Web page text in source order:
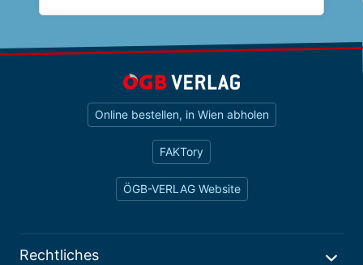
Online bestellen, in Wien abholen
FAKTory
ÖGB-VERLAG Website
Rechtliches